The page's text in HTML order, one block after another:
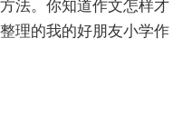
法。你知道作文怎样才
理的我的好朋友小学作